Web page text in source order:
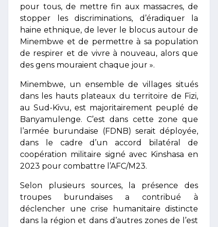
pour tous, de mettre fin aux massacres, de
stopper les discriminations, d’éradiquer la
haine ethnique, de lever le blocus autour de
Minembwe et de permettre à sa population
de respirer et de vivre à nouveau, alors que
des gens mouraient chaque jour ».
Minembwe, un ensemble de villages situés
dans les hauts plateaux du territoire de Fizi,
au Sud-Kivu, est majoritairement peuplé de
Banyamulenge. C’est dans cette zone que
l’armée burundaise (FDNB) serait déployée,
dans le cadre d’un accord bilatéral de
coopération militaire signé avec Kinshasa en
2023 pour combattre l’AFC/M23.
Selon plusieurs sources, la présence des
troupes burundaises a contribué à
déclencher une crise humanitaire distincte
dans la région et dans d’autres zones de l’est